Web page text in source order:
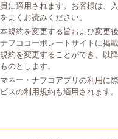
に適用されます。お客様は、
よくお読みください。
規約を変更する旨および変更
フココーポレートサイトに掲
約を変更することができ、以
のとします。
ネー・ナフコアプリの利用に
スの利用規約も適用されます。